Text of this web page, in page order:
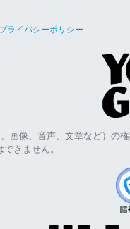
プライバシーポリシー
画像、音声、文章など）の
きません。